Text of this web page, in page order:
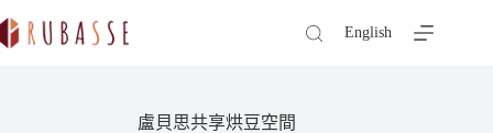
跳
至
English
盧貝思共享烘豆空間